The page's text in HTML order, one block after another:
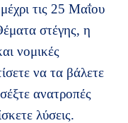
τις 25 Μαΐου
στέγης, η
νομικές
να τα βάλετε
ανατροπές
λύσεις.